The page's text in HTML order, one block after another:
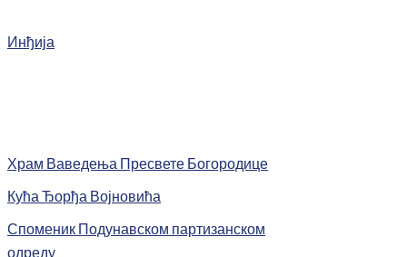
Инђија
Храм Ваведења Пресвете Богородице
Кућа Ђорђа Војновића
Споменик Подунавском партизанском
одреду